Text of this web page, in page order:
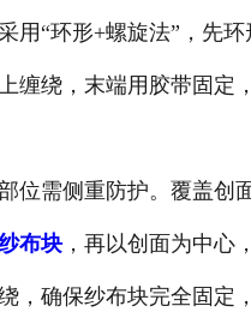
用“环形+螺旋法”，先环
缠绕，末端用胶带固定
需侧重防护。覆盖创
布块，再以创面为中心
，确保纱布块完全固定